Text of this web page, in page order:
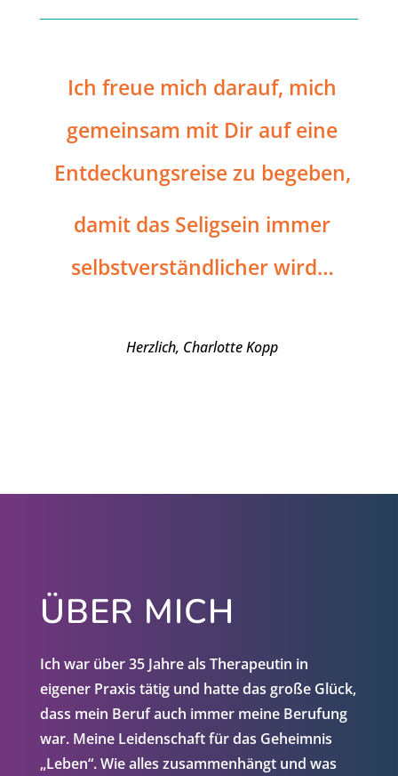
Ich freue mich darauf, mich
gemeinsam mit Dir auf eine
Entdeckungsreise zu begeben,
damit das Seligsein immer
selbstverständlicher wird…
Herzlich, Charlotte Kopp
ÜBER MICH
Ich war über 35 Jahre als Therapeutin in
eigener Praxis tätig und hatte das große Glück,
dass mein Beruf auch immer meine Berufung
war. Meine Leidenschaft für das Geheimnis
„Leben“. Wie alles zusammenhängt und was